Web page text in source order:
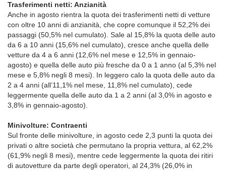
Trasferimenti netti: Anzianità
Anche in agosto rientra la quota dei trasferimenti netti di vetture
con oltre 10 anni di anzianità, che copre comunque il 52,2% dei
passaggi (50,5% nel cumulato). Sale al 15,8% la quota delle auto
da 6 a 10 anni (15,6% nel cumulato), cresce anche quella delle
vetture da 4 a 6 anni (12,6% nel mese e 12,5% in gennaio-
agosto) e quella delle auto più fresche da 0 a 1 anno (al 5,3% nel
mese e 5,8% negli 8 mesi). In leggero calo la quota delle auto da
2 a 4 anni (all’11,1% nel mese, 11,8% nel cumulato), cede
leggermente quella delle auto da 1 a 2 anni (al 3,0% in agosto e
3,8% in gennaio-agosto).
Minivolture: Contraenti
Sul fronte delle minivolture, in agosto cede 2,3 punti la quota dei
privati o altre società che permutano la propria vettura, al 62,2%
(61,9% negli 8 mesi), mentre cede leggermente la quota dei ritiri
di autovetture da parte degli operatori, al 24,3% (26,0% in